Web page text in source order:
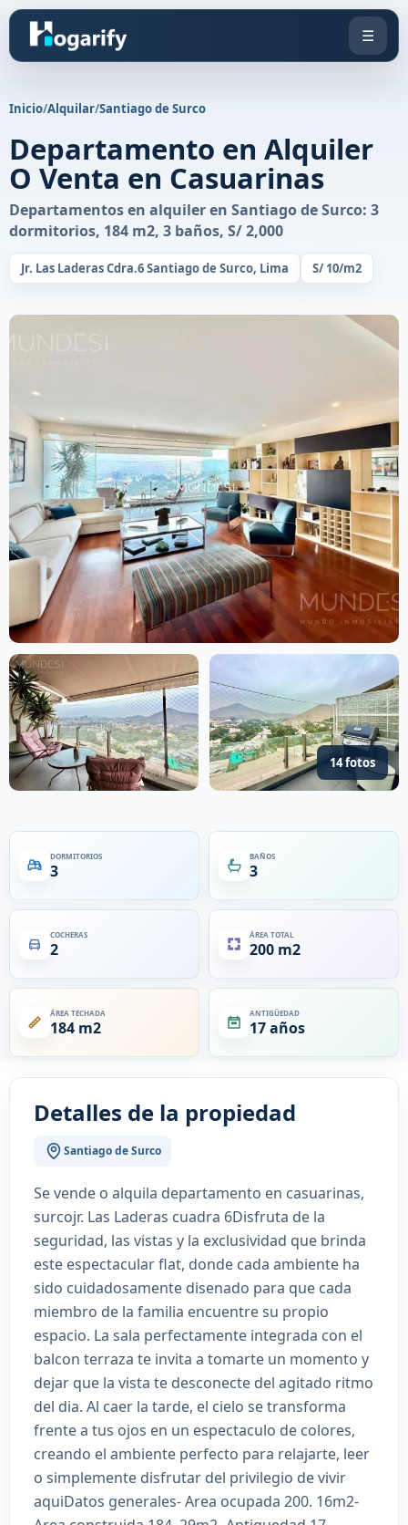
☰
Inicio/Alquilar/Santiago de Surco
Departamento en Alquiler
O Venta en Casuarinas
Departamentos en alquiler en Santiago de Surco: 3
dormitorios, 184 m2, 3 baños, S/ 2,000
Jr. Las Laderas Cdra.6 Santiago de Surco, Lima S/ 10/m2
14 fotos
DORMITORIOS
3
BAÑOS
3
COCHERAS
2
ÁREA TOTAL
200 m2
ÁREA TECHADA
184 m2
ANTIGÜEDAD
17 años
Detalles de la propiedad
Santiago de Surco
Se vende o alquila departamento en casuarinas,
surcojr. Las Laderas cuadra 6Disfruta de la
seguridad, las vistas y la exclusividad que brinda
este espectacular flat, donde cada ambiente ha
sido cuidadosamente disenado para que cada
miembro de la familia encuentre su propio
espacio. La sala perfectamente integrada con el
balcon terraza te invita a tomarte un momento y
dejar que la vista te desconecte del agitado ritmo
del dia. Al caer la tarde, el cielo se transforma
frente a tus ojos en un espectaculo de colores,
creando el ambiente perfecto para relajarte, leer
o simplemente disfrutar del privilegio de vivir
aquiDatos generales- Area ocupada 200. 16m2-